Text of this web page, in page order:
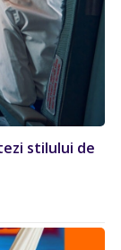
stilului de